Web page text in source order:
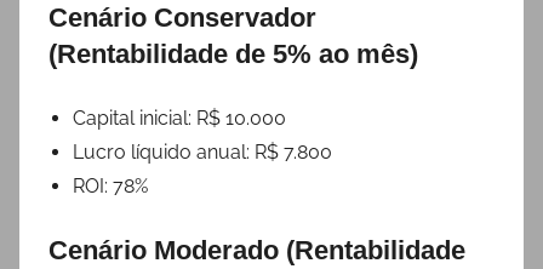
Cenário Conservador
(Rentabilidade de 5% ao mês)
Capital inicial: R$ 10.000
Lucro líquido anual: R$ 7.800
ROI: 78%
Cenário Moderado (Rentabilidade